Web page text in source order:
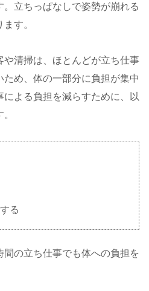
立ちっぱなしで姿勢が崩れる
す。
や清掃は、ほとんどが立ち仕事
め、体の一部分に負担が集中
による負担を減らすために、以
る
の立ち仕事でも体への負担を